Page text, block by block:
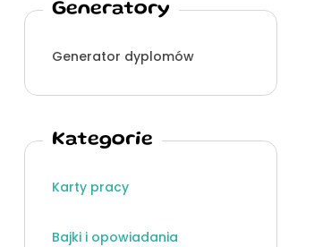
Generatory
Generator dyplomów
Kategorie
Karty pracy
Bajki i opowiadania